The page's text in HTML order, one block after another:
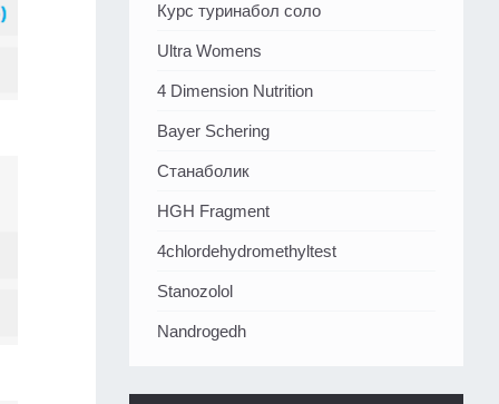
Курс туринабол соло
Ultra Womens
4 Dimension Nutrition
Bayer Schering
Станаболик
HGH Fragment
4chlordehydromethyltest
Stanozolol
Nandrogedh